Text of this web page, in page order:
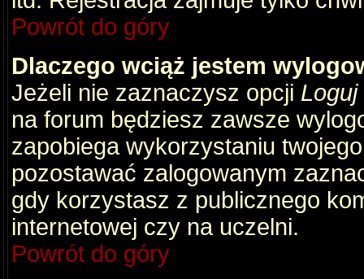
Powrót do góry
Dlaczego wciąż jestem
Jeżeli nie zaznaczysz opcji
na forum będziesz zawsze
zapobiega wykorzystaniu
pozostawać zalogowanym
gdy korzystasz z publicznego
internetowej czy na uczelni.
Powrót do góry